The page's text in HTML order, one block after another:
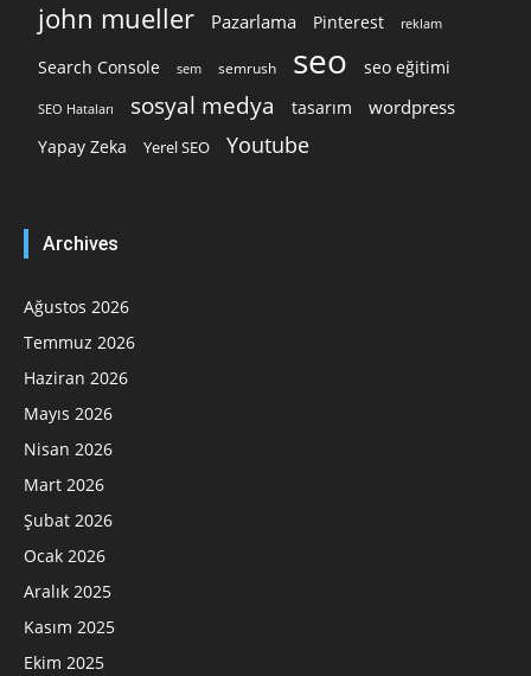
john mueller Pazarlama Pinterest reklam
Search Console sem semrush seo seo eğitimi
SEO Hataları sosyal medya tasarım wordpress
Yapay Zeka Yerel SEO Youtube
Archives
Ağustos 2026
Temmuz 2026
Haziran 2026
Mayıs 2026
Nisan 2026
Mart 2026
Şubat 2026
Ocak 2026
Aralık 2025
Kasım 2025
Ekim 2025